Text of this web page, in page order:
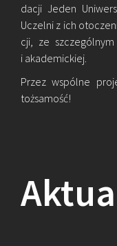
da­cji Jeden
Uczel­ni z ich
cji, ze
i aka­de­mic­kiej.
Przez wspól­ne
toż­sa­mość!